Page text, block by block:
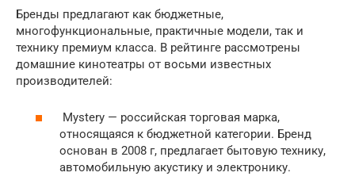
Бренды предлагают как бюджетные,
многофункциональные, практичные модели, так и
технику премиум класса. В рейтинге рассмотрены
домашние кинотеатры от восьми известных
производителей:
Mystery — российская торговая марка,
относящаяся к бюджетной категории. Бренд
основан в 2008 г, предлагает бытовую технику,
автомобильную акустику и электронику.